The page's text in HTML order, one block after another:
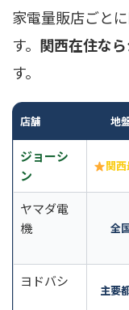
家電量販店ごと
す。 関西在住な
す。
店舗 地
ジョーシ
ン
関
ヤマダ電
機
全
ヨドバシ
主要